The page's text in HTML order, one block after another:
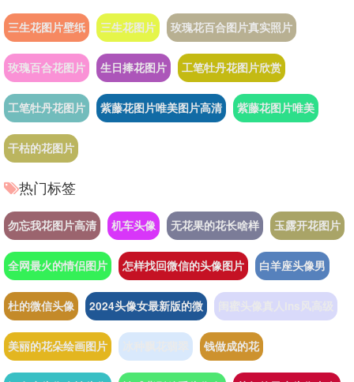
三生花图片壁纸 三生花图片 玫瑰花百合图片真实照片
玫瑰百合花图片 生日捧花图片 工笔牡丹花图片欣赏
工笔牡丹花图片 紫藤花图片唯美图片高清 紫藤花图片唯美
干枯的花图片
热门标签
勿忘我花图片高清 机车头像 无花果的花长啥样 玉露开花图片
全网最火的情侣图片 怎样找回微信的头像图片 白羊座头像男
杜的微信头像 2024头像女最新版的微
美丽的花朵绘画图片 钱做成的花